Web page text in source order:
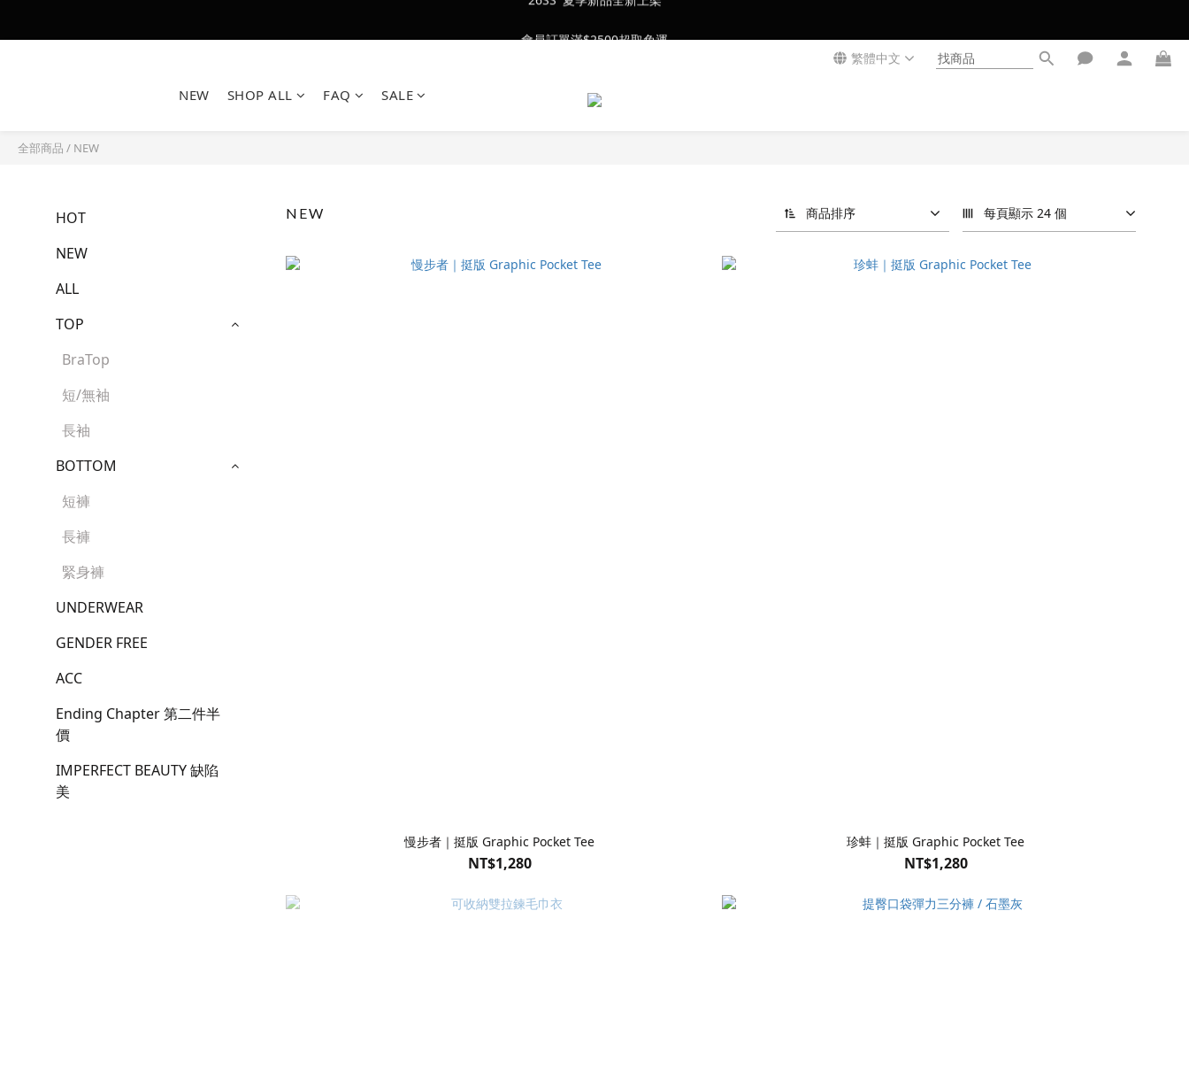
會員訂單滿$2500超取免運
繁體中文
NEW SHOP ALL FAQ SALE
全部商品 / NEW
HOT
NEW
ALL
TOP
BraTop
短/無袖
長袖
BOTTOM
短褲
長褲
緊身褲
UNDERWEAR
GENDER FREE
ACC
Ending Chapter 第二件半
價
IMPERFECT BEAUTY 缺陷
美
NEW 商品排序 每頁顯示 24 個
慢步者｜挺版 Graphic Pocket Tee
NT$1,280
珍蚌｜挺版 Graphic Pocket Tee
NT$1,280